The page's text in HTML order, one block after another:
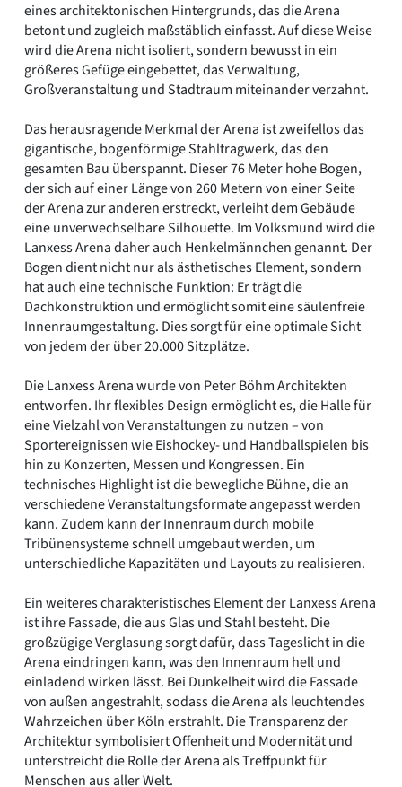
eines architektonischen Hintergrunds, das die Arena
betont und zugleich maßstäblich einfasst. Auf diese Weise
wird die Arena nicht isoliert, sondern bewusst in ein
größeres Gefüge eingebettet, das Verwaltung,
Großveranstaltung und Stadtraum miteinander verzahnt.
Das herausragende Merkmal der Arena ist zweifellos das
gigantische, bogenförmige Stahltragwerk, das den
gesamten Bau überspannt. Dieser 76 Meter hohe Bogen,
der sich auf einer Länge von 260 Metern von einer Seite
der Arena zur anderen erstreckt, verleiht dem Gebäude
eine unverwechselbare Silhouette. Im Volksmund wird die
Lanxess Arena daher auch Henkelmännchen genannt. Der
Bogen dient nicht nur als ästhetisches Element, sondern
hat auch eine technische Funktion: Er trägt die
Dachkonstruktion und ermöglicht somit eine säulenfreie
Innenraumgestaltung. Dies sorgt für eine optimale Sicht
von jedem der über 20.000 Sitzplätze.
Die Lanxess Arena wurde von Peter Böhm Architekten
entworfen. Ihr flexibles Design ermöglicht es, die Halle für
eine Vielzahl von Veranstaltungen zu nutzen – von
Sportereignissen wie Eishockey- und Handballspielen bis
hin zu Konzerten, Messen und Kongressen. Ein
technisches Highlight ist die bewegliche Bühne, die an
verschiedene Veranstaltungsformate angepasst werden
kann. Zudem kann der Innenraum durch mobile
Tribünensysteme schnell umgebaut werden, um
unterschiedliche Kapazitäten und Layouts zu realisieren.
Ein weiteres charakteristisches Element der Lanxess Arena
ist ihre Fassade, die aus Glas und Stahl besteht. Die
großzügige Verglasung sorgt dafür, dass Tageslicht in die
Arena eindringen kann, was den Innenraum hell und
einladend wirken lässt. Bei Dunkelheit wird die Fassade
von außen angestrahlt, sodass die Arena als leuchtendes
Wahrzeichen über Köln erstrahlt. Die Transparenz der
Architektur symbolisiert Offenheit und Modernität und
unterstreicht die Rolle der Arena als Treffpunkt für
Menschen aus aller Welt.